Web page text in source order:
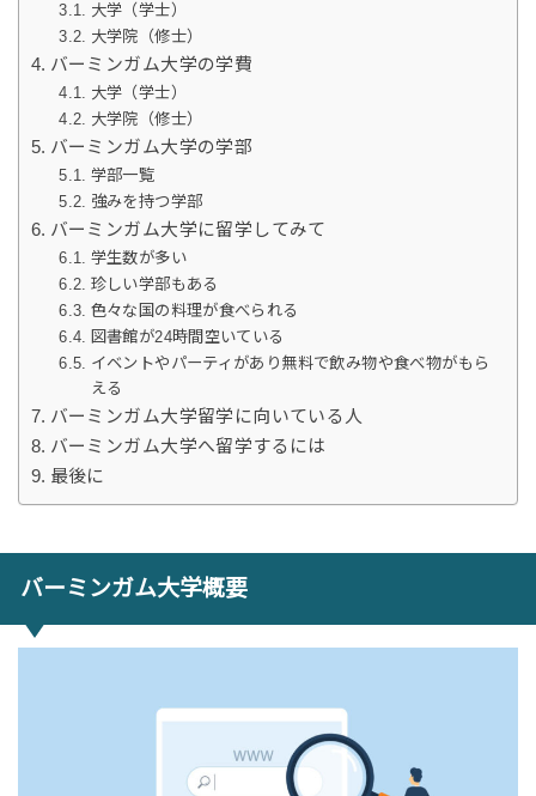
大学（学士）
大学院（修士）
バーミンガム大学の学費
大学（学士）
大学院（修士）
バーミンガム大学の学部
学部一覧
強みを持つ学部
バーミンガム大学に留学してみて
学生数が多い
珍しい学部もある
色々な国の料理が食べられる
図書館が24時間空いている
イベントやパーティがあり無料で飲み物や食べ物がもら
える
バーミンガム大学留学に向いている人
バーミンガム大学へ留学するには
最後に
バーミンガム大学概要